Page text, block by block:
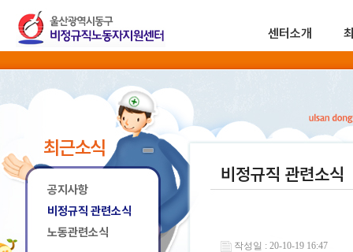
센터소개
최근소식
공지사항
비정규직 관련소식
노동관련소식
비정규직 관련소식
작성일 : 20-10-19 16:47